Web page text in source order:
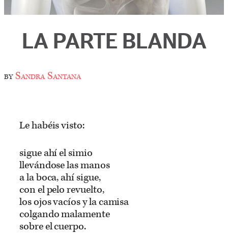
LA PARTE BLANDA
bySandra Santana
Le habéis visto:
sigue ahí el simio
llevándose las manos
a la boca, ahí sigue,
con el pelo revuelto,
los ojos vacíos y la camisa
colgando malamente
sobre el cuerpo.